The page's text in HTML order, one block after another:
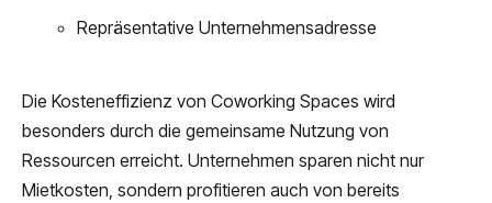
Repräsentative Unternehmensadresse
Die Kosteneffizienz von Coworking Spaces wird
besonders durch die gemeinsame Nutzung von
Ressourcen erreicht. Unternehmen sparen nicht nur
Mietkosten, sondern profitieren auch von bereits